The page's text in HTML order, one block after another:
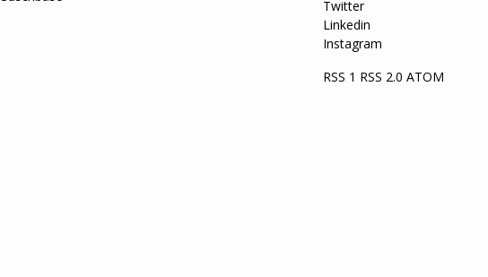
Twitter
Linkedin
Instagram
RSS 1 RSS 2.0 ATOM